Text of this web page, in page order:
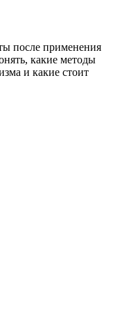
после применения
какие методы
и какие стоит